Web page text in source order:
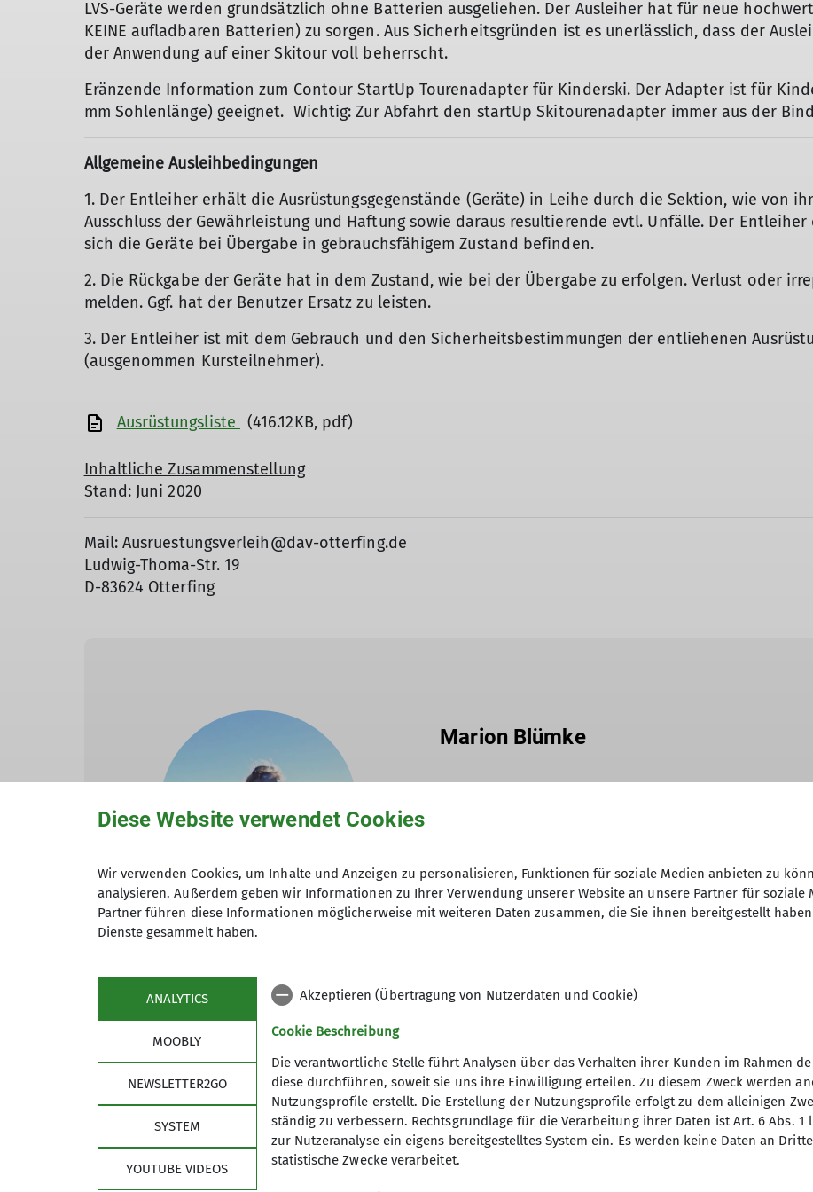
LVS-Geräte werden grundsätzlich ohne Batterien ausgeliehen. Der Ausleiher hat für neue
KEINE aufladbaren Batterien) zu sorgen. Aus Sicherheitsgründen ist es unerlässlich, dass der
der Anwendung auf einer Skitour voll beherrscht.
Eränzende Information zum Contour StartUp Tourenadapter für Kinderski. Der Adapter ist für
mm Sohlenlänge) geeignet. Wichtig: Zur Abfahrt den startUp Skitourenadapter immer aus der
Allgemeine Ausleihbedingungen
1. Der Entleiher erhält die Ausrüstungsgegenstände (Geräte) in Leihe durch die Sektion, wie von
Ausschluss der Gewährleistung und Haftung sowie daraus resultierende evtl. Unfälle. Der
sich die Geräte bei Übergabe in gebrauchsfähigem Zustand befinden.
2. Die Rückgabe der Geräte hat in dem Zustand, wie bei der Übergabe zu erfolgen. Verlust oder
melden. Ggf. hat der Benutzer Ersatz zu leisten.
3. Der Entleiher ist mit dem Gebrauch und den Sicherheitsbestimmungen der entliehenen
(ausgenommen Kursteilnehmer).
Ausrüstungsliste (416.12KB, pdf)
Inhaltliche Zusammenstellung
Stand: Juni 2020
Mail: Ausruestungsverleih@dav-otterfing.de
Ludwig-Thoma-Str. 19
D-83624 Otterfing
Marion Blümke
ausruestungsverleih@dav-otterfing.de
Unsere Gamshütte
Kletterzentrum Obb. Süd Bad Tölz
Unsere Sektion
Unser Programm
Diese Website verwendet Cookies
Wir verwenden Cookies, um Inhalte und Anzeigen zu personalisieren, Funktionen für soziale Medien anbieten zu
analysieren. Außerdem geben wir Informationen zu Ihrer Verwendung unserer Website an unsere Partner für soziale
Partner führen diese Informationen möglicherweise mit weiteren Daten zusammen, die Sie ihnen bereitgestellt
Dienste gesammelt haben.
ANALYTICS
MOOBLY
NEWSLETTER2GO
SYSTEM
YOUTUBE VIDEOS
Akzeptieren (Übertragung von Nutzerdaten und Cookie)
Cookie Beschreibung
Die verantwortliche Stelle führt Analysen über das Verhalten ihrer Kunden im Rahmen
diese durchführen, soweit sie uns ihre Einwilligung erteilen. Zu diesem Zweck werden
Nutzungsprofile erstellt. Die Erstellung der Nutzungsprofile erfolgt zu dem alleinigen
ständig zu verbessern. Rechtsgrundlage für die Verarbeitung ihrer Daten ist Art. 6 Abs. 1
zur Nutzeranalyse ein eigens bereitgestelltes System ein. Es werden keine Daten an
statistische Zwecke verarbeitet.